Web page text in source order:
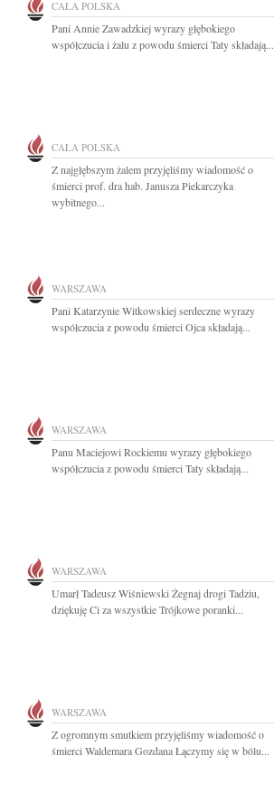
CAŁA POLSKA
Pani Annie Zawadzkiej wyrazy głębokiego
współczucia i żalu z powodu śmierci Taty składają...
CAŁA POLSKA
Z najgłębszym żalem przyjęliśmy wiadomość o
śmierci prof. dra hab. Janusza Piekarczyka
wybitnego...
WARSZAWA
Pani Katarzynie Witkowskiej serdeczne wyrazy
współczucia z powodu śmierci Ojca składają...
WARSZAWA
Panu Maciejowi Rockiemu wyrazy głębokiego
współczucia z powodu śmierci Taty składają...
WARSZAWA
Umarł Tadeusz Wiśniewski Żegnaj drogi Tadziu,
dziękuję Ci za wszystkie Trójkowe poranki...
WARSZAWA
Z ogromnym smutkiem przyjęliśmy wiadomość o
śmierci Waldemara Gozdana Łączymy się w bólu...